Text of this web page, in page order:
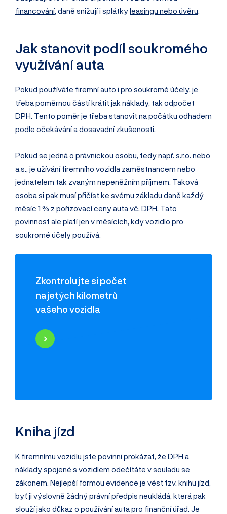
financování, daně snižují i splátkyleasingu nebo úvěru
Jak stanovit podíl soukromého
využívání auta
Pokud používáte firemní auto i pro soukromé účely, je
třeba poměrnou částí krátit jak náklady, tak odpočet
DPH. Tento poměr je třeba stanovit na počátku odhadem
podle očekávání a dosavadní zkušenosti.
Pokud se jedná o právnickou osobu, tedy např. s.r.o. nebo
a.s., je užívání firemního vozidla zaměstnancem nebo
jednatelem tak zvaným nepeněžním příjmem. Taková
osoba si pak musí přičíst ke svému základu daně každý
měsíc 1 % z pořizovací ceny auta vč. DPH. Tato
povinnost ale platí jen v měsících, kdy vozidlo pro
soukromé účely používá.
Zkontrolujte si počet
najetých kilometrů
vašeho vozidla
Najeté kilometry
Kniha jízd
K firemnímu vozidlu jste povinni prokázat, že DPH a
náklady spojené s vozidlem odečítáte v souladu se
zákonem. Nejlepší formou evidence je vést tzv. knihu jízd,
byť ji výslovně žádný právní předpis neukládá, která pak
slouží jako důkaz o používání auta pro finanční úřad. Je